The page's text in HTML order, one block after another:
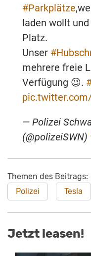
#Parkplätze
laden wollt
Platz.
Unser
mehrere freie
Verfügung 😉.
— Polizei
(@polizeiSWN)
Themen des Beitrags:
Polizei
Tesla
Jetzt leasen!